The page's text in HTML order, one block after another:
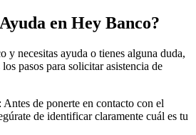
en Hey Banco?
y necesitas ayuda o tienes alguna duda,
pasos para solicitar asistencia de
de ponerte en contacto con el
de identificar claramente cuál es tu